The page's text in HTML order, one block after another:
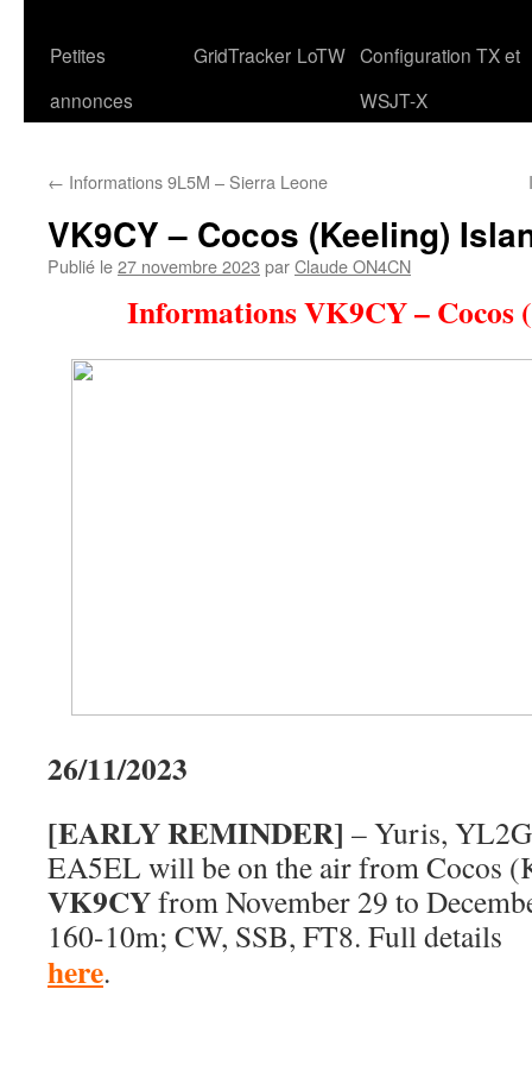
Petites
annonces
GridTracker LoTW Configuration TX et
WSJT-X
← Informations 9L5M – Sierra Leone
VK9CY – Cocos (Keeling)
Publié le27 novembre 2023 parClaude ON4CN
Informations VK9CY – Cocos
26/11/2023
[EARLY REMINDER] – Yuris,
EA5EL will be on the air from Cocos
VK9CYfrom November 29 to
160-10m; CW, SSB, FT8. Full details
here.